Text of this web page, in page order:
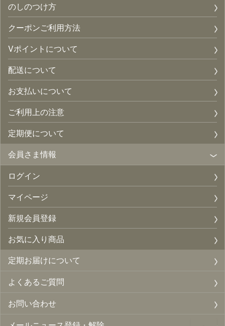
のしのつけ方
クーポンご利用方法
Vポイントについて
配送について
お支払いについて
ご利用上の注意
定期便について
会員さま情報
ログイン
マイページ
新規会員登録
お気に入り商品
定期お届けについて
よくあるご質問
お問い合わせ